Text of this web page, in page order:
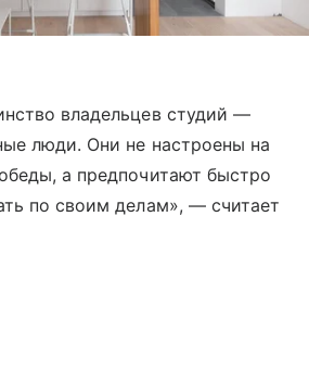
владельцев студий —
люди. Они не настроены на
а предпочитают быстро
по своим делам», — считает